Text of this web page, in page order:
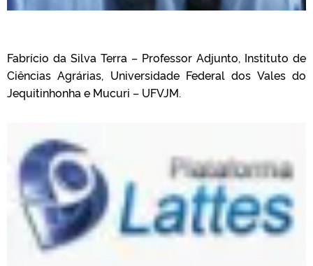
Fabrício da Silva Terra – Professor Adjunto, Instituto de
Ciências Agrárias, Universidade Federal dos Vales do
Jequitinhonha e Mucuri – UFVJM.